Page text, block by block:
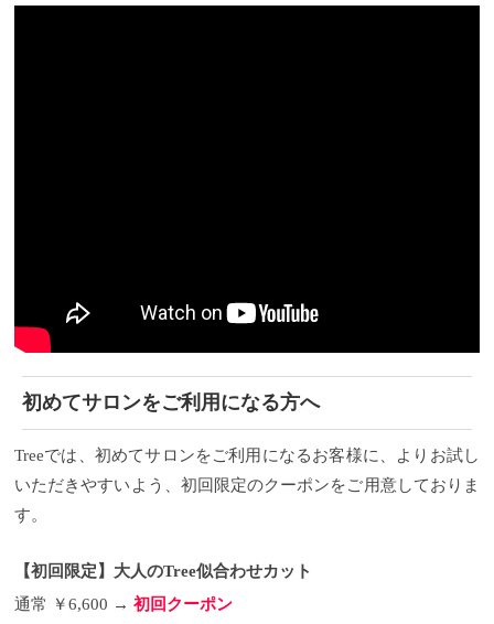
初めてサロンをご利用になる方へ
Treeでは、初めてサロンをご利用になるお客様に、よりお試し
いただきやすいよう、初回限定のクーポンをご用意しておりま
す。
【初回限定】大人のTree似合わせカット
通常 ￥6,600 → 初回クーポン